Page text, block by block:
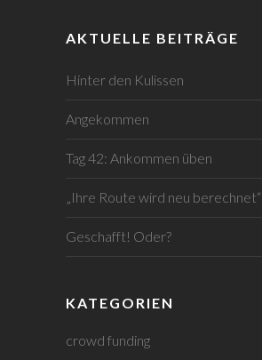
AKTUELLE BEITRÄGE
Hinter den Kulissen
Angekommen
Tag 42: Ankommen üben
„Ihre Route wird neu berechnet“
Geschafft! Oder?
KATEGORIEN
crowd funding